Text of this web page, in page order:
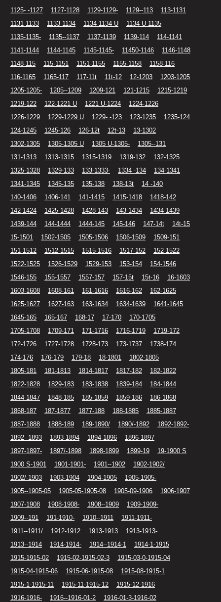
1125- -1127
1127-1128 1129-1129- 1129--113
113-1131
1131-1133
1133-1134 1134-1134 U
1134 U-1135
1135-1135-
1135--1137 1137-1139 1139-114
114-1141
1141-1144
1144-1145 1145-1145- 11450-1146
1146-1148
1148-115
115-1151 1151-1155 1155-1158
1158-116
116-1165
1165-117 117-11t 11t-12 12-1203
1203-1205
1205-1205-
1205--1209 1209-121 121-1215
1215-1219
1219-122
122-1221 U 1221 U-1224
1224-1226
1226-1229
1229-1229 U 1229- -123 123-1235
1235-124
124-1245
1245-126 126-12t 12t-13
13-1302
1302-1305
1305-1305 U 1305 U-1305-
1305--131
131-1313
1313-1315 1315-1319 1319-132
132-1325
1325-1328
1329-133 133-1333- 1334 -134
134-1341
1341-1345
1345-135 135-138 138-13t
14 -140
140-1406
1406-141 141-1415 1415-1418
1418-142
142-1424
1425-1428 1428-143 143-1434
1434-1439
1439-144
144-1444 1444-145 145-146 147-14t
14t-15
15-1501
1502-1505 1505-1506 1506-1509
1509-151
151-1512
1512-1515 1515-1516 1517-152
152-1522
1522-1525
1526-1529 1529-153 153-154
154-1546
1546-155
155-1557 1557-157 157-15t 15t-16
16-1603
1603-1608
1608-161 161-1616 1616-162
162-1625
1625-1627
1627-163 163-1634 1634-1639
1641-1645
1645-165
165-167 168-17 17-170
170-1705
1705-1708
1709-171 171-1716 1716-1719
1719-172
172-1726
1727-1728 1728-173 173-1737
1738-174
174-176
176-179 179-18 18-1801
1802-1805
1805-181
181-1813 1814-1817 1817-182
182-1822
1822-1828
1829-183 183-1838 1839-184
184-1844
1844-1847
1848-185 185-1859 1859-186
186-1868
1868-187
187-1877 1877-188 188-1885
1885-1887
1887-1888
1888-189 189-1890/ 1890/-1892
1892-1892-
1892--1893
1893-1894 1894-1896
1896-1897
1897-1897-
1897/-1898 1898-1899 1899-19
19-1900 S
1900 S-1901
1901-1901- 1901--1902
1902-1902/
1902/-1903
1903-1904 1904-1905
1905-1905-
1905--1905-05
1905-05-1905-08 1905-09-1906
1906-1907
1907-1908
1908-1908- 1908--1909
1909-1909-
1909--191
191-1910- 1910--1911
1911-1911-
1911--1911/
1912-1912 1913-1913
1913-1913-
1913--1914
1914-1914- 1914--1914-1
1914-1-1915
1915-1915-02
1915-02-1915-02-3
1915-03-0-1915-04
1915-04-1915-06
1915-06-1915-08
1915-08-1915-1
1915-1-1915-11
1915-11-1915-12
1915-12-1916
1916-1916-
1916--1916-01-2
1916-01-3-1916-02